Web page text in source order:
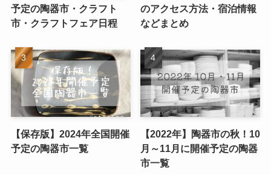
予定の陶器市・クラフト
市・クラフトフェア日程
のアクセス方法・宿泊情報
などまとめ
【保存版】2024年全国開催
予定の陶器市一覧
【2022年】陶器市の秋！10
月～11月に開催予定の陶器
市一覧